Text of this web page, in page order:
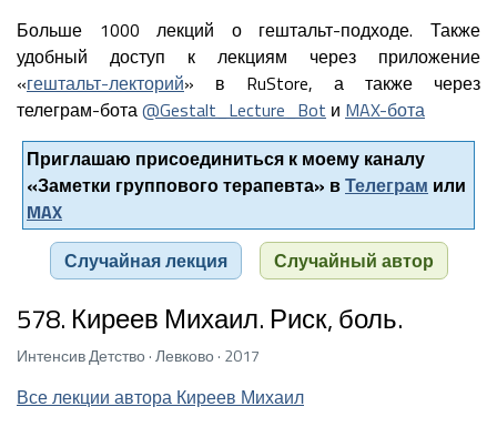
Больше 1000 лекций о гештальт-подходе. Также
удобный доступ к лекциям через приложение
«гештальт-лекторий» в RuStore, а также через
телеграм-бота@Gestalt_Lecture_Bot и MAX-бота
Приглашаю присоединиться к моему каналу
«Заметки группового терапевта» вТелеграм или
MAX
Случайная лекция
Случайный автор
578. Киреев Михаил. Риск, боль.
Интенсив Детство · Левково · 2017
Все лекции автора Киреев Михаил